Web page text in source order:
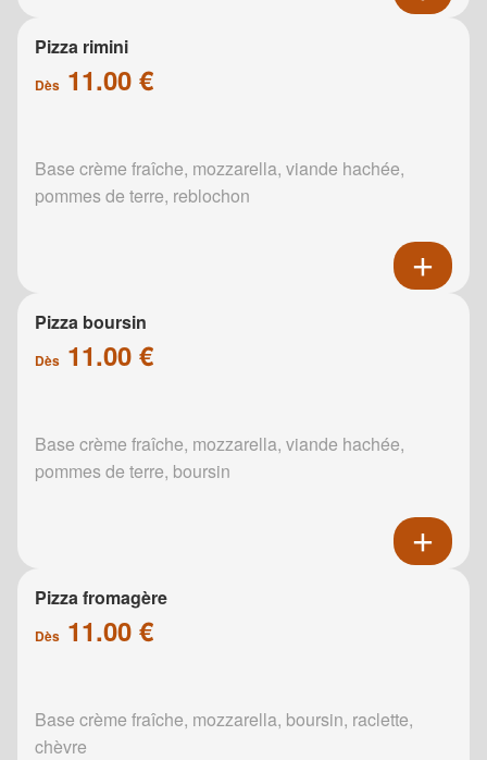
Pizza rimini
Dès 11.00 €
Base crème fraîche, mozzarella, viande hachée,
pommes de terre, reblochon
Pizza boursin
Dès 11.00 €
Base crème fraîche, mozzarella, viande hachée,
pommes de terre, boursin
Pizza fromagère
Dès 11.00 €
Base crème fraîche, mozzarella, boursin, raclette,
chèvre